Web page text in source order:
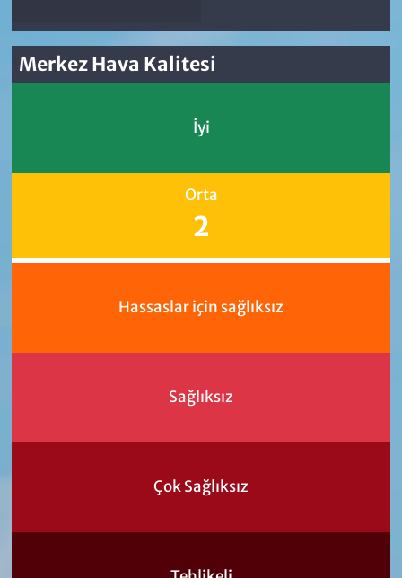
Merkez Hava Kalitesi
İyi
Orta
2
Hassaslar için sağlıksız
Sağlıksız
Çok Sağlıksız